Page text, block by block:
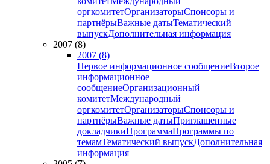
оргкомитетОрганизаторыСпонсоры и
партнёрыВажные датыТематический
выпускДополнительная информация
2007 (8)
2007 (8)
Первое информационное сообщениеВторое
информационное
сообщениеОрганизационный
комитетМеждународный
оргкомитетОрганизаторыСпонсоры и
партнёрыВажные датыПриглашенные
докладчикиПрограммаПрограммы по
темамТематический выпускДополнительная
информация